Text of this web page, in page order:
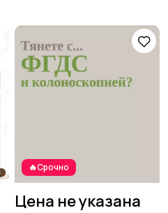
🔥Срочно
Цена не указана